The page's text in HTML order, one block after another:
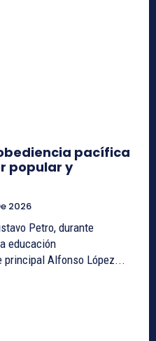
pacífica
popular y
2026
Petro, durante
educación
principal Alfonso López...